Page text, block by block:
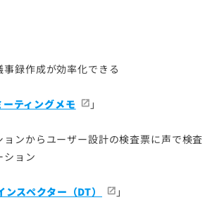
事録作成が効率化できる
ティングメモ 」
ョンからユーザー設計の検査票に声で検査
ション
スペクター（DT） 」